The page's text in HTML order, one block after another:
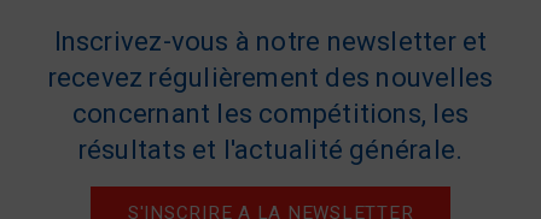
Inscrivez-vous à notre newsletter et
recevez régulièrement des nouvelles
concernant les compétitions, les
résultats et l'actualité générale.
S'INSCRIRE A LA NEWSLETTER